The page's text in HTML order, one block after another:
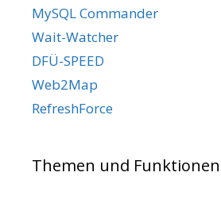
MySQL Commander
Wait-Watcher
DFÜ-SPEED
Web2Map
RefreshForce
Themen und Funktionen